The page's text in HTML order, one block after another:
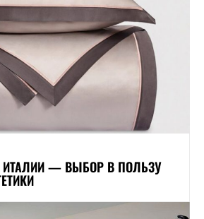
ИТАЛИИ — ВЫБОР В ПОЛЬЗУ